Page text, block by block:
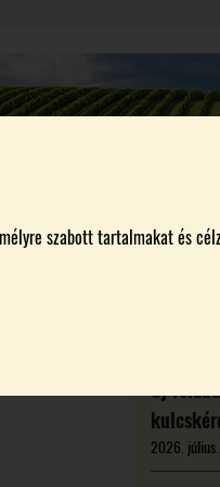
szabott tartalmakat és
Új
2026. július